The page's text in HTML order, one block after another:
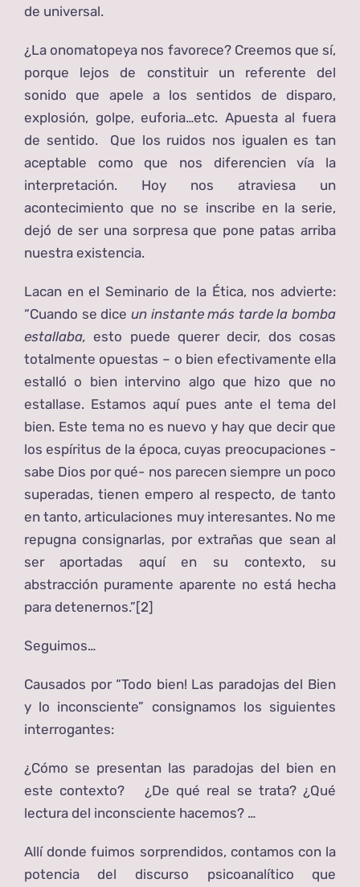
de universal.
¿La onomatopeya nos favorece? Creemos que sí,
porque lejos de constituir un referente del
sonido que apele a los sentidos de disparo,
explosión, golpe, euforia…etc. Apuesta al fuera
de sentido. Que los ruidos nos igualen es tan
aceptable como que nos diferencien vía la
interpretación. Hoy nos atraviesa un
acontecimiento que no se inscribe en la serie,
dejó de ser una sorpresa que pone patas arriba
nuestra existencia.
Lacan en el Seminario de la Ética, nos advierte:
“Cuando se dice un instante más tarde la bomba
estallaba,esto puede querer decir, dos cosas
totalmente opuestas – o bien efectivamente ella
estalló o bien intervino algo que hizo que no
estallase. Estamos aquí pues ante el tema del
bien. Este tema no es nuevo y hay que decir que
los espíritus de la época, cuyas preocupaciones -
sabe Dios por qué- nos parecen siempre un poco
superadas, tienen empero al respecto, de tanto
en tanto, articulaciones muy interesantes. No me
repugna consignarlas, por extrañas que sean al
ser aportadas aquí en su contexto, su
abstracción puramente aparente no está hecha
para detenernos.”[2]
Seguimos…
Causados por “Todo bien! Las paradojas del Bien
y lo inconsciente” consignamos los siguientes
interrogantes:
¿Cómo se presentan las paradojas del bien en
este contexto? ¿De qué real se trata? ¿Qué
lectura del inconsciente hacemos? …
Allí donde fuimos sorprendidos, contamos con la
potencia del discurso psicoanalítico que